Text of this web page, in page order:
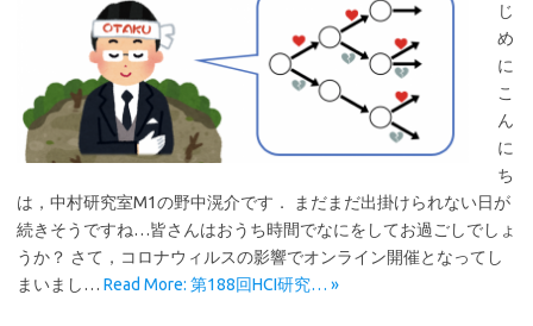
じ
め
に
こ
ん
に
ち
は，中村研究室M1の野中滉介です． まだまだ出掛けられない日が
続きそうですね…皆さんはおうち時間でなにをしてお過ごしでしょ
うか？ さて，コロナウィルスの影響でオンライン開催となってし
まいまし… Read More: 第188回HCI研究… »